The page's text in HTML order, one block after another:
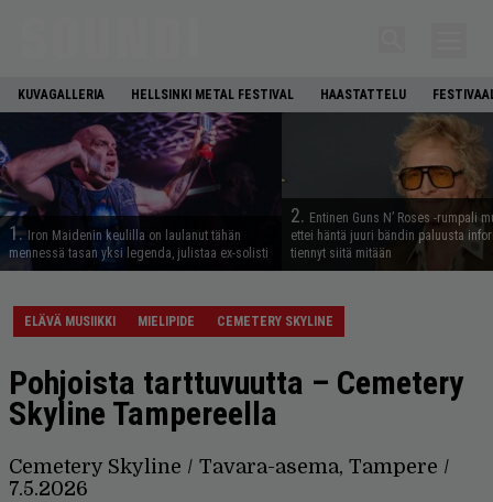
KUVAGALLERIA HELLSINKI METAL FESTIVAL HAASTATTELU
1. Iron Maidenin keulilla on laulanut tähän
mennessä tasan yksi legenda, julistaa ex-solisti
2. Entinen Guns N’ Roses -rumpali
ettei häntä juuri bändin paluusta
tiennyt siitä mitään
ELÄVÄ MUSIIKKI MIELIPIDE CEMETERY SKYLINE
Pohjoista tarttuvuutta – Cemetery
Skyline Tampereella
Cemetery Skyline / Tavara-asema, Tampere /
7.5.2026